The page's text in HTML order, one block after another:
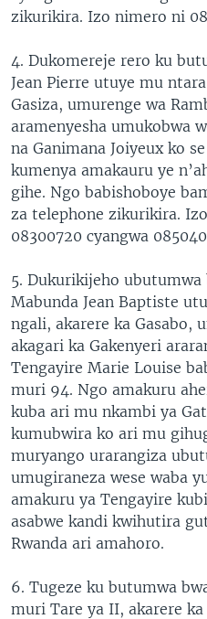
zikurikira. Izo nimero ni
4. Dukomereje rero ku
Jean Pierre utuye mu
Gasiza, umurenge wa
aramenyesha umukobwa
na Ganimana Joiyeux ko
kumenya amakauru ye
gihe. Ngo babishoboye
za telephone zikurikira.
08300720 cyangwa
5. Dukurikijeho ubutumwa
Mabunda Jean Baptiste
ngali, akarere ka Gasabo,
akagari ka Gakenyeri
Tengayire Marie Louise
muri 94. Ngo amakuru
kuba ari mu nkambi ya
kumubwira ko ari mu
muryango urarangiza
umugiraneza wese waba
amakuru ya Tengayire
asabwe kandi kwihutira
Rwanda ari amahoro.
6. Tugeze ku butumwa
muri Tare ya II, akarere